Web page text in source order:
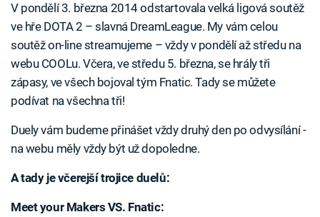
V pondělí 3. března 2014 odstartovala velká ligová soutěž
ve hře DOTA 2 – slavná DreamLeague. My vám celou
soutěž on-line streamujeme – vždy v pondělí až středu na
webu COOLu. Včera, ve středu 5. března, se hrály tři
zápasy, ve všech bojoval tým Fnatic. Tady se můžete
podívat na všechna tři!
Duely vám budeme přinášet vždy druhý den po odvysílání -
na webu měly vždy být už dopoledne.
A tady je včerejší trojice duelů:
Meet your Makers VS. Fnatic: